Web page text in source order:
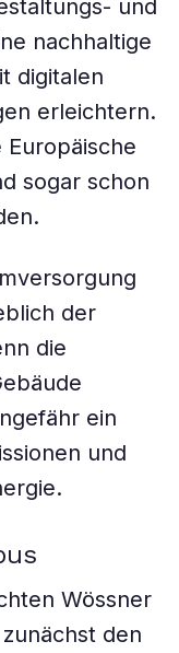
und
nachhaltige
digitalen
erleichtern.
Europäische
sogar schon
der
die
ein
und
Wössner
den